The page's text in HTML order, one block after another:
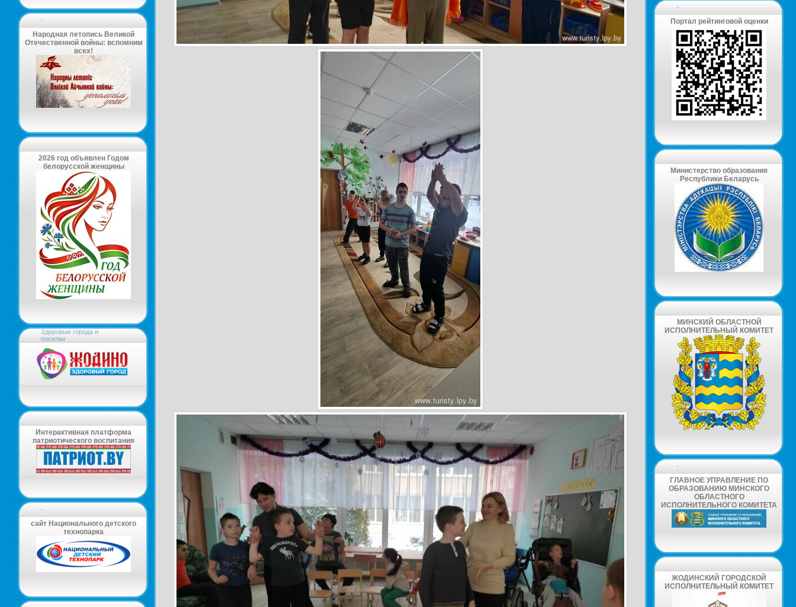
-
Народная летопись Великой
Отечественной войны: вспомним
всех!
2026 год объявлен Годом
белорусской женщины
Здоровые города и
поселки
Интерактивная платформа
патриотического воспитания
-
сайт Национального детского
технопарка
-
Портал рейтинговой оценки
Министерство образования
Республики Беларусь
МИНСКИЙ ОБЛАСТНОЙ
ИСПОЛНИТЕЛЬНЫЙ КОМИТЕТ
-
ГЛАВНОЕ УПРАВЛЕНИЕ ПО
ОБРАЗОВАНИЮ МИНСКОГО
ОБЛАСТНОГО
ИСПОЛНИТЕЛЬНОГО КОМИТЕТА
ЖОДИНСКИЙ ГОРОДСКОЙ
ИСПОЛНИТЕЛЬНЫЙ КОМИТЕТ